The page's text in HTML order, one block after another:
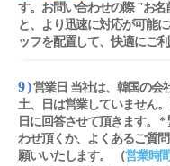
す。お問い合わせの際 "お
と、より迅速に対応が可能
ッフを配置して、快適にご
9 )営業日 当社は、韓国の会
土、日は営業していません
日に回答させて頂きます。
わせ頂くか、よくあるご質
願いいたします。 （営業時